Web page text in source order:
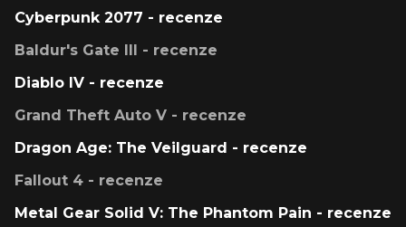
Cyberpunk 2077 - recenze
Baldur's Gate III - recenze
Diablo IV - recenze
Grand Theft Auto V - recenze
Dragon Age: The Veilguard - recenze
Fallout 4 - recenze
Metal Gear Solid V: The Phantom Pain - recenze